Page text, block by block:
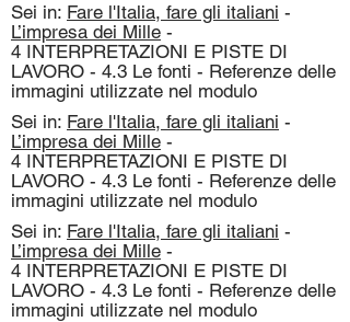
Sei in: Fare l'Italia, fare gli italiani -
L’impresa dei Mille -
4 INTERPRETAZIONI E PISTE DI
LAVORO - 4.3 Le fonti - Referenze delle
immagini utilizzate nel modulo
Sei in: Fare l'Italia, fare gli italiani -
L’impresa dei Mille -
4 INTERPRETAZIONI E PISTE DI
LAVORO - 4.3 Le fonti - Referenze delle
immagini utilizzate nel modulo
Sei in: Fare l'Italia, fare gli italiani -
L’impresa dei Mille -
4 INTERPRETAZIONI E PISTE DI
LAVORO - 4.3 Le fonti - Referenze delle
immagini utilizzate nel modulo